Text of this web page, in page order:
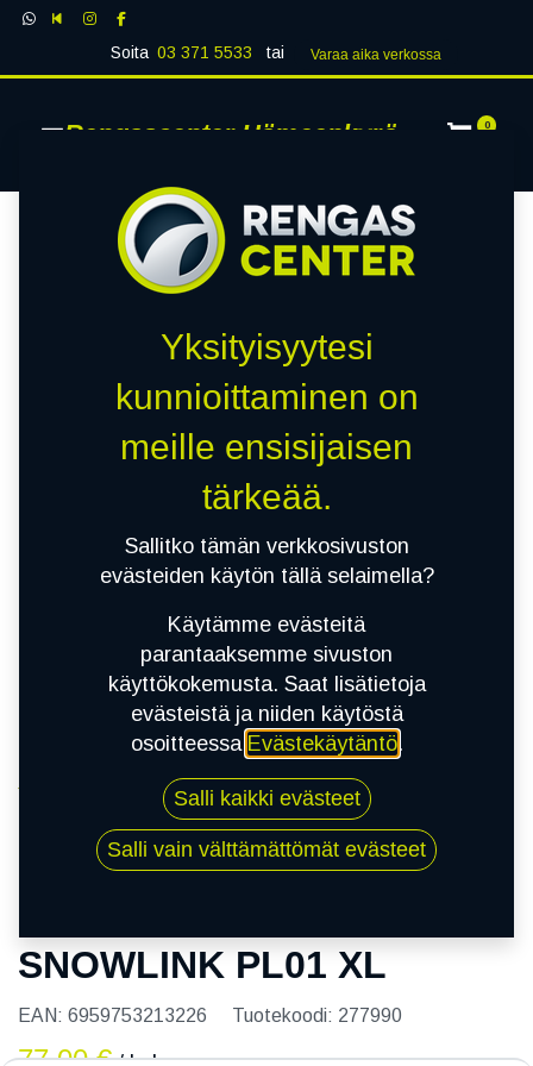
Soita 03 371 5533 tai Varaa aika verk​​​​ossa
Rengascenter Hämeenkyrö 0
195/60R15 92R TRIANGLE SNOWLINK PL01 XL
SNOWLINK PL01 XL
EAN: 6959753213226 Tuotekoodi: 277990
77,00€
Yksityisyytesi
kunnioittaminen on
meille ensisijaisen
tärkeää.
Sallitko tämän verkkosivuston
evästeiden käytön tällä selaimella?
Käytämme evästeitä
parantaaksemme sivuston
käyttökokemusta. Saat lisätietoja
evästeistä ja niiden käytöstä
osoitteessa Evästekäytäntö.
Salli kaikki evästeet
Salli vain välttämättömät evästeet